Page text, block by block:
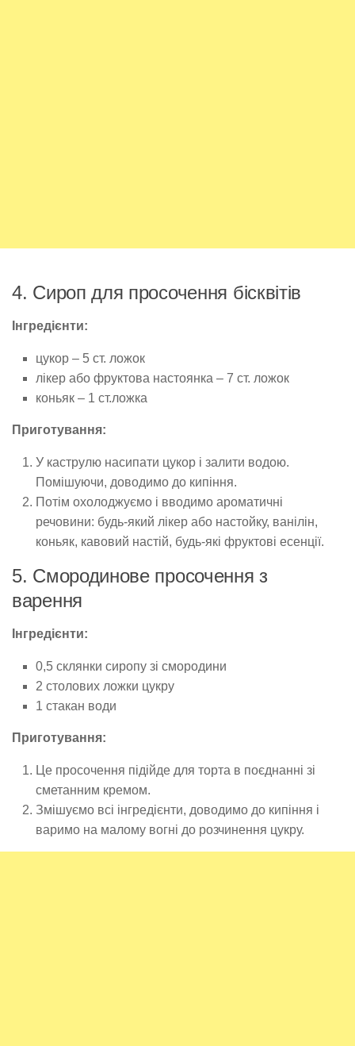
4. Сироп для просочення бісквітів
Інгредієнти:
цукор – 5 ст. ложок
лікер або фруктова настоянка – 7 ст. ложок
коньяк – 1 ст.ложка
Приготування:
У каструлю насипати цукор і залити водою.
Помішуючи, доводимо до кипіння.
Потім охолоджуємо і вводимо ароматичні
речовини: будь-який лікер або настойку, ванілін,
коньяк, кавовий настій, будь-які фруктові есенції.
5. Смородинове просочення з
варення
Інгредієнти:
0,5 склянки сиропу зі смородини
2 столових ложки цукру
1 стакан води
Приготування:
Це просочення підійде для торта в поєднанні зі
сметанним кремом.
Змішуємо всі інгредієнти, доводимо до кипіння і
варимо на малому вогні до розчинення цукру.